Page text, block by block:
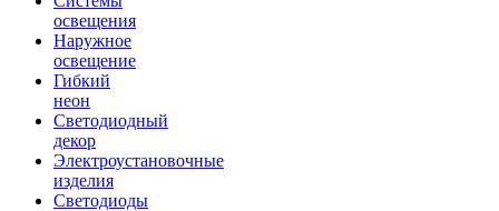
освещения
Наружное
освещение
Гибкий
неон
Светодиодный
декор
Электроустановочные
изделия
Светодиоды